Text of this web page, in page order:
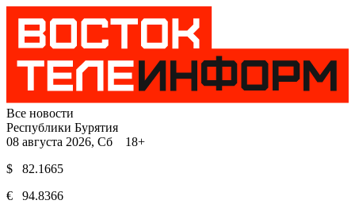
Все новости
Республики Бурятия
08 августа 2026, Сб 18+
$ 82.1665
€ 94.8366